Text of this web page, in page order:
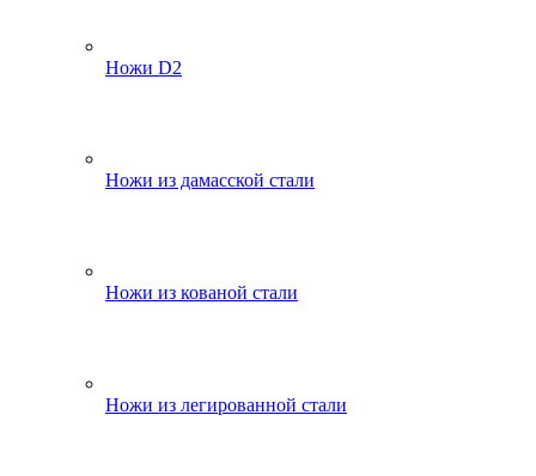
Ножи D2
Ножи из дамасской стали
Ножи из кованой стали
Ножи из легированной стали